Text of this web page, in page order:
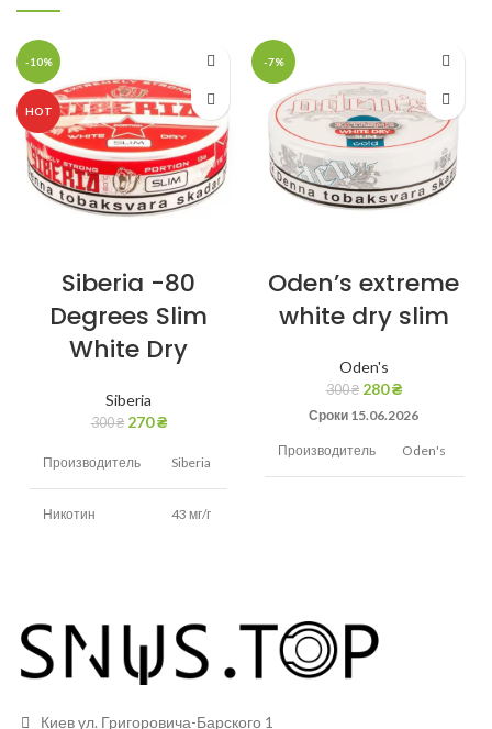
-10%
HOT
Siberia -80
Degrees Slim
White Dry
Siberia
300₴ 270₴
Производитель Siberia
Никотин 43 мг/г
Размер
Тонкие
-7%
Oden’s extreme
white dry slim
Oden's
300₴ 280₴
Сроки 15.06.2026
Производитель Oden's
Размер
пакетиков
Киев ул. Григоровича-Барского 1